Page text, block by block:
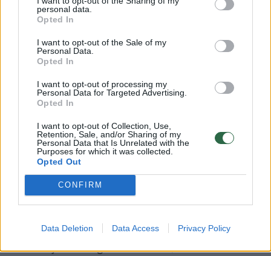
personal data.
Opted In
I want to opt-out of the Sale of my
Personal Data.
Opted In
I want to opt-out of processing my
Personal Data for Targeted Advertising.
Opted In
I want to opt-out of Collection, Use,
Retention, Sale, and/or Sharing of my
Personal Data that Is Unrelated with the
Purposes for which it was collected.
Opted Out
CONFIRM
Data Deletion Data Access Privacy Policy
Vaistinių tinklo „Camelia“ vaistininkė Virgilija
Bečelytė paaiškina, kaip ši būklė susijusi su
hemoglobino ir feritino kiekio kraujyje
juos išlaikyti normaliame lygyje ir ką svarbu
žinoti, siekiant ilgalaikių rezultatų.
Geležies stokos anemija gali prasidėti
tyliai
– būklė, kai kraujyje iki tam tikro lygio
sumažėja hemoglobino kiekis, tad sutrinka